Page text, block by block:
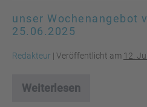
unser Wochenangebot
25.06.2025
Redakteur | Veröffentlicht am 12.
Weiterlesen
unser